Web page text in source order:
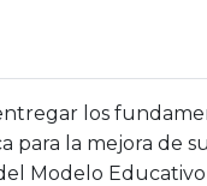
los
para la mejora de
Modelo